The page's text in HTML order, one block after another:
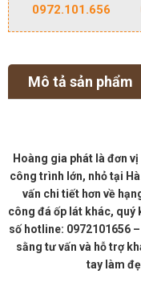
0972.101.656
Mô tả sản phẩm
Hoàng gia phát là đơn
công trình lớn, nhỏ tại
vấn chi tiết hơn về
công đá ốp lát khác, quý
số hotline: 0972101656
sằng tư vấn và hỗ trợ
tay làm